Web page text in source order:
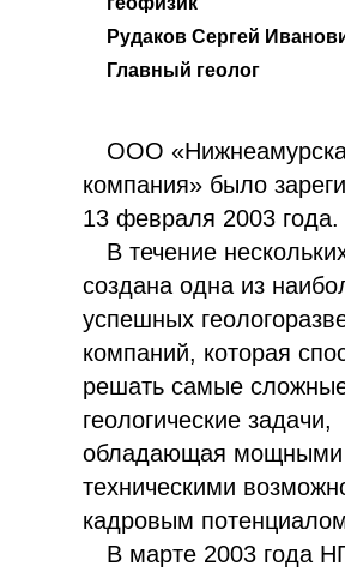
Рудаков Сергей
Главный геолог
ООО
компания» было
13 февраля 2003 года.
В течение
создана одна из
успешных
компаний, которая
решать самые
геологические задачи,
обладающая мощными
техническими
кадровым
В марте 2003 года